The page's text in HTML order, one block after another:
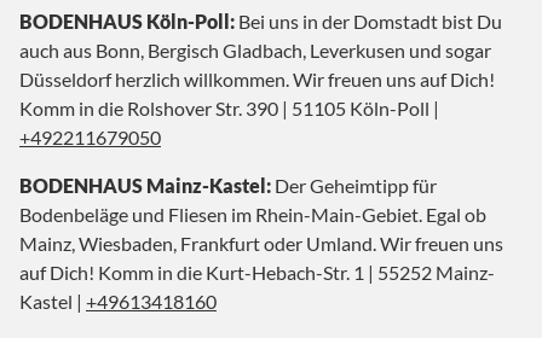
BODENHAUS Köln-Poll: Bei uns in der Domstadt bist Du
auch aus Bonn, Bergisch Gladbach, Leverkusen und sogar
Düsseldorf herzlich willkommen. Wir freuen uns auf Dich!
Komm in die Rolshover Str. 390 | 51105 Köln-Poll |
+492211679050
BODENHAUS Mainz-Kastel: Der Geheimtipp für
Bodenbeläge und Fliesen im Rhein-Main-Gebiet. Egal ob
Mainz, Wiesbaden, Frankfurt oder Umland. Wir freuen uns
auf Dich! Komm in die Kurt-Hebach-Str. 1 | 55252 Mainz-
Kastel | +49613418160